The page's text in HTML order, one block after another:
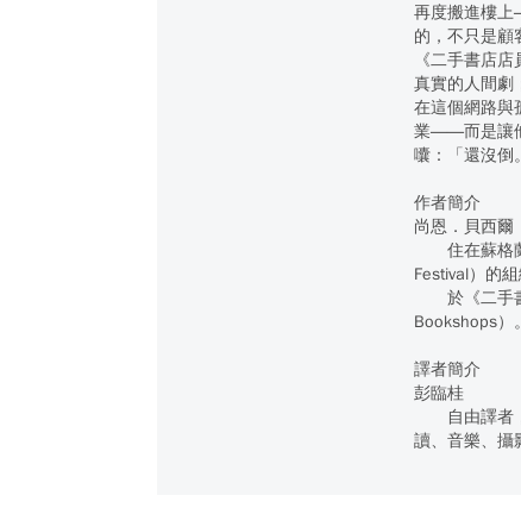
再度搬進樓上
的，不只是顧
《二手書店
真實的人間劇
在這個網路與
業――而是讓
囔：「還沒倒
作者簡介
尚恩．貝西爾
住在蘇格蘭
Festival）的組
於《二手書
Bookshops）。
譯者簡介
彭臨桂
自由譯者，
讀、音樂、攝